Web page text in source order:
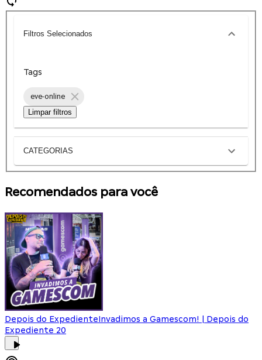
Filtros Selecionados
Tags
eve-online
Limpar filtros
CATEGORIAS
Recomendados para você
Depois do ExpedienteInvadimos a Gamescom! | Depois do
Expediente 20